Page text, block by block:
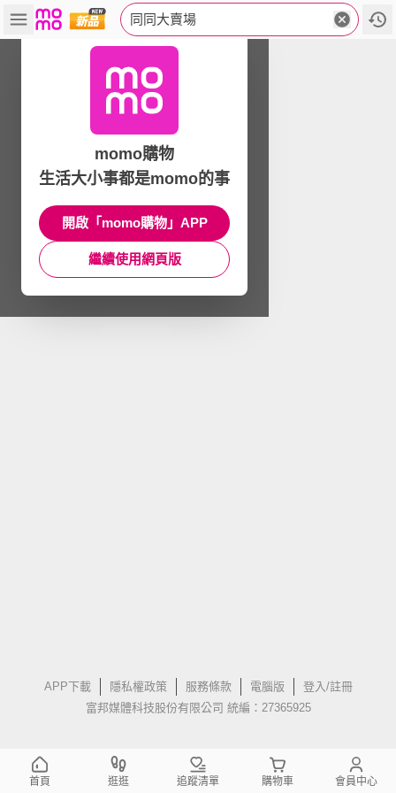
同同大賣場
APP下載 隱私權政策 服務條款 電腦版
登入/註冊
富邦媒體科技股份有限公司 統編：27365925
momo購物
生活大小事都是momo的事
開啟「momo購物」APP
繼續使用網頁版
首頁 逛逛 追蹤清單 購物車 會員中心